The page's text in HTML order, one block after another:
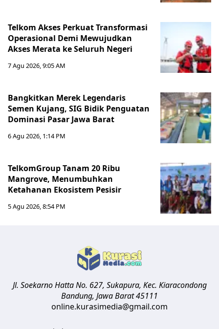
Telkom Akses Perkuat Transformasi
Operasional Demi Mewujudkan
Akses Merata ke Seluruh Negeri
7 Agu 2026, 9:05 AM
Bangkitkan Merek Legendaris
Semen Kujang, SIG Bidik Penguatan
Dominasi Pasar Jawa Barat
6 Agu 2026, 1:14 PM
TelkomGroup Tanam 20 Ribu
Mangrove, Menumbuhkan
Ketahanan Ekosistem Pesisir
5 Agu 2026, 8:54 PM
Jl. Soekarno Hatta No. 627, Sukapura, Kec. Kiaracondong
Bandung, Jawa Barat45111
online.kurasimedia@gmail.com